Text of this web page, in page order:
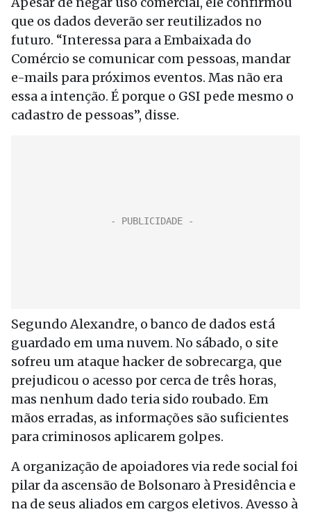
que os dados deverão ser reutilizados no
futuro. “Interessa para a Embaixada do
Comércio se comunicar com pessoas, mandar
e-mails para próximos eventos. Mas não era
essa a intenção. É porque o GSI pede mesmo o
cadastro de pessoas”, disse.
Segundo Alexandre, o banco de dados está
guardado em uma nuvem. No sábado, o site
sofreu um ataque hacker de sobrecarga, que
prejudicou o acesso por cerca de três horas,
mas nenhum dado teria sido roubado. Em
mãos erradas, as informações são suficientes
para criminosos aplicarem golpes.
A organização de apoiadores via rede social foi
pilar da ascensão de Bolsonaro à Presidência e
na de seus aliados em cargos eletivos. Avesso à